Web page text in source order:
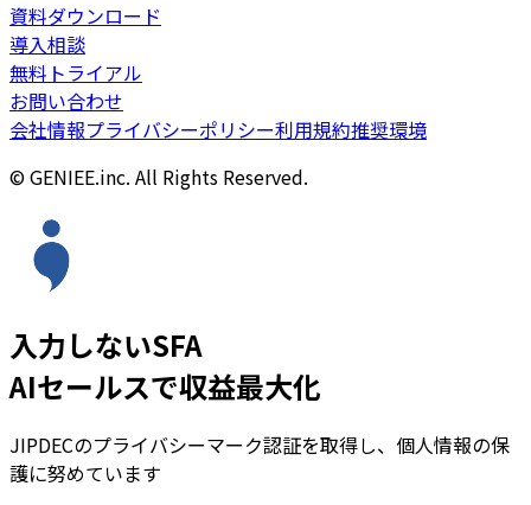
資料ダウンロード
導入相談
無料トライアル
お問い合わせ
会社情報プライバシーポリシー利用規約推奨環境
© GENIEE.inc. All Rights Reserved.
入力しないSFA
AIセールスで収益最大化
JIPDECのプライバシーマーク認証を取得し、個人情報の保
護に努めています